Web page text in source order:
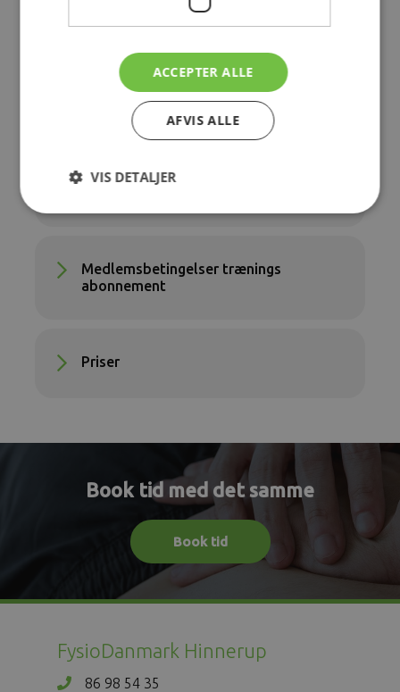
Kropsanalyse
Regler for træningscenteret
Medlemsbetingelser trænings
abonnement
Priser
Book tid med det samme
Book tid
FysioDanmark Hinnerup
86 98 54 35
ACCEPTER ALLE
AFVIS ALLE
VIS DETALJER